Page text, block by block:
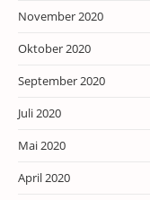
November 2020
Oktober 2020
September 2020
Juli 2020
Mai 2020
April 2020